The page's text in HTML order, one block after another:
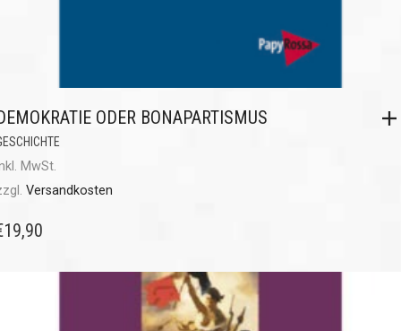
ODER BONAPARTISMUS
MwSt.
Versandkosten
19,90